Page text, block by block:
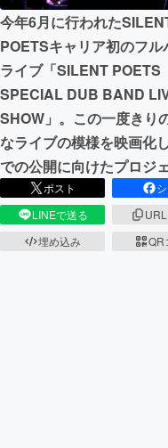
ビジネス・起業
CAMPFIRE for
CAMPFIREふるさ
今年6月に行われた
POETSキャリア初のフル
ライブ「SILENT POETS
SPECIAL DUB BAND
SHOW」。この一度きり
なライブの模様を映画化
での公開に向けたプロジェ
ポスト
LINEで送る
埋め込み
QR